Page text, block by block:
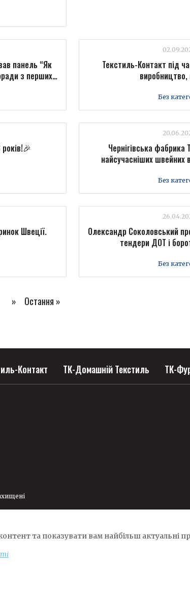
панель “Як
Текстиль-Контакт під
Без
Чернігівська фабрика
найсучасніших швейних
Без
Швеції.
Олександр Соколовський
тендери ДОТ і
Без
» Остання »
Контакт ТК-Домашній Текстиль ТК-
та показувати вам найбільш актуальні